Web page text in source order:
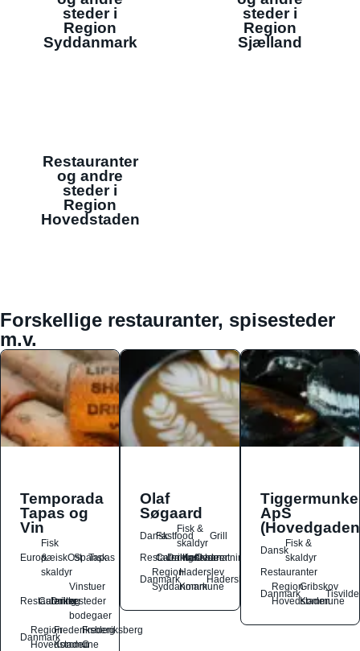
steder i
Region
Syddanmark
steder i
Region
Sjælland
Restauranter
og andre
steder i
Region
Hovedstaden
Forskellige restauranter, spisesteder
m.v.
Temporada
Tapas og
Vin
Europæisk
Fisk
&
skaldyr
OstSpansk
Tapas
Restauranter
Catering
Drikkesteder
Vinstuer
og
bodegaer
Danmark
Region
Hovedstaden
Frederiksberg
Kommune
Frederiksberg
C
Olaf
Søgaard
DanskFastfood
Fisk &
skaldyr
Grill
Restauranter
Catering
Drikkesteder
Kaffebarer
Overnatningssteder
Danmark
Region
Syddanmark
Haderslev
Kommune
Haderslev
ApS
Dansk
Fisk &
skaldyr
Restauranter
Danmark
Region
Hovedstaden
Gribskov
Kommune